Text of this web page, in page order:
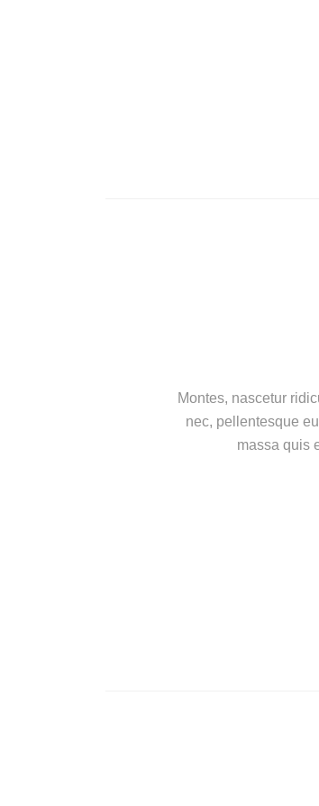
Montes, nascetur
nec, pellentesque
massa quis